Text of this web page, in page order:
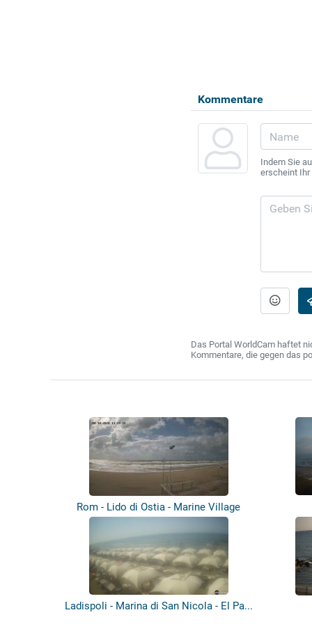
Kommentare
Indem Sie
erscheint
Das Portal WorldCam haftet
Kommentare, die gegen das
Rom - Lido di Ostia - Marine Village
Ladispoli - Marina di San Nicola - El Pa...